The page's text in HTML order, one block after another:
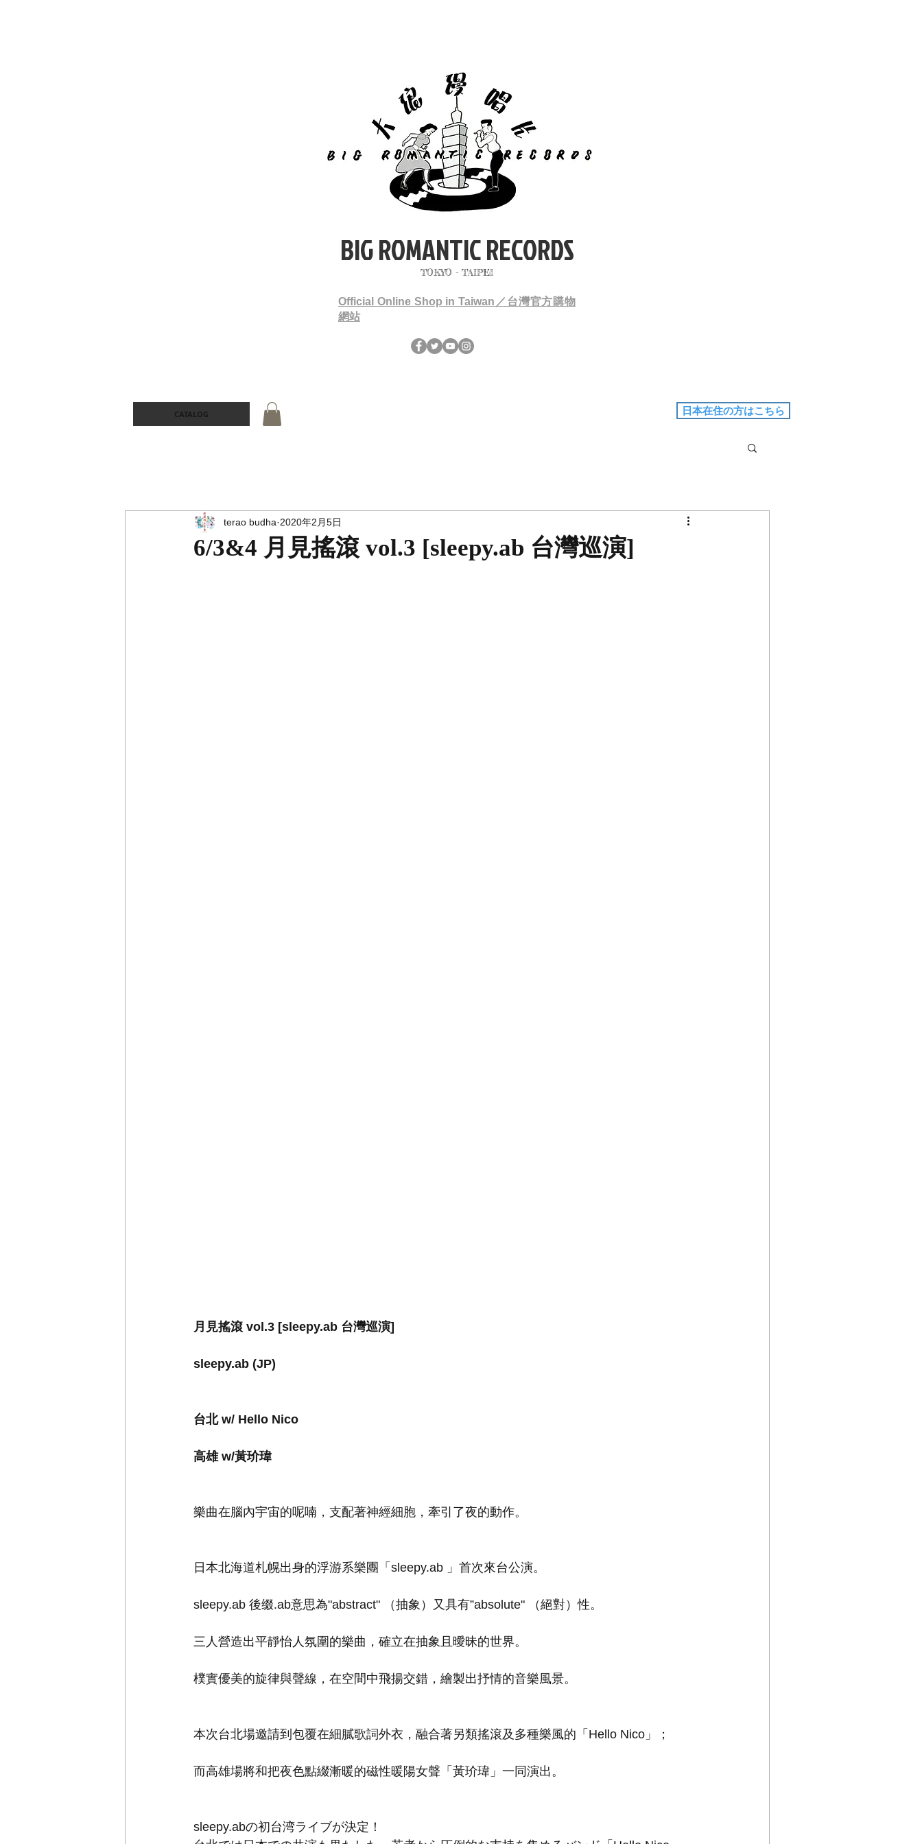
BIG ROMANTIC RECORDS
TOKYO - TAIPEI
Official Online Shop in Taiwan／台灣官方購物
網站
CATALOG 日本在住の方はこちら
6/3&4 月見搖滾 vol.3 [sleepy.ab 台灣巡演]
terao budha 2020年2月5日
月見搖滾 vol.3 [sleepy.ab 台灣巡演]
sleepy.ab (JP)
台北 w/ Hello Nico
高雄 w/黃玠瑋
樂曲在腦內宇宙的呢喃，支配著神經細胞，牽引了夜的動作。
日本北海道札幌出身的浮游系樂團「sleepy.ab 」首次來台公演。
sleepy.ab 後缀.ab意思為"abstract" （抽象）又具有”absolute" （絕對）性。
三人營造出平靜怡人氛圍的樂曲，確立在抽象且曖昧的世界。
樸實優美的旋律與聲線，在空間中飛揚交錯，繪製出抒情的音樂風景。
本次台北場邀請到包覆在細膩歌詞外衣，融合著另類搖滾及多種樂風的「Hello Nico」；
而高雄場將和把夜色點綴漸暖的磁性暖陽女聲「黃玠瑋」一同演出。
sleepy.abの初台湾ライブが決定！